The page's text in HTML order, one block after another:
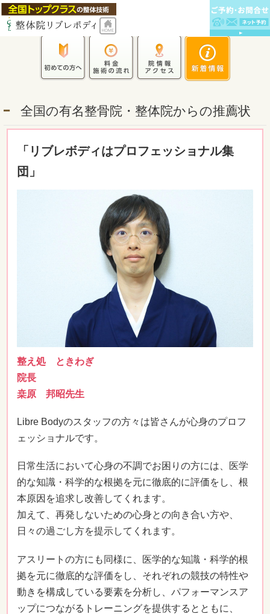
全国の有名整骨院・整体院からの推薦状
「リブレボディはプロフェッショナル集
団」
整え処 ときわぎ
院長
桒原 邦昭先生
Libre Bodyのスタッフの方々は皆さんが心身のプロフ
ェッショナルです。
日常生活において心身の不調でお困りの方には、医学
的な知識・科学的な根拠を元に徹底的に評価をし、根
本原因を追求し改善してくれます。
加えて、再発しないための心身との向き合い方や、
日々の過ごし方を提示してくれます。
アスリートの方にも同様に、医学的な知識・科学的根
拠を元に徹底的な評価をし、それぞれの競技の特性や
動きを構成している要素を分析し、パフォーマンスア
ップにつながるトレーニングを提供するとともに、